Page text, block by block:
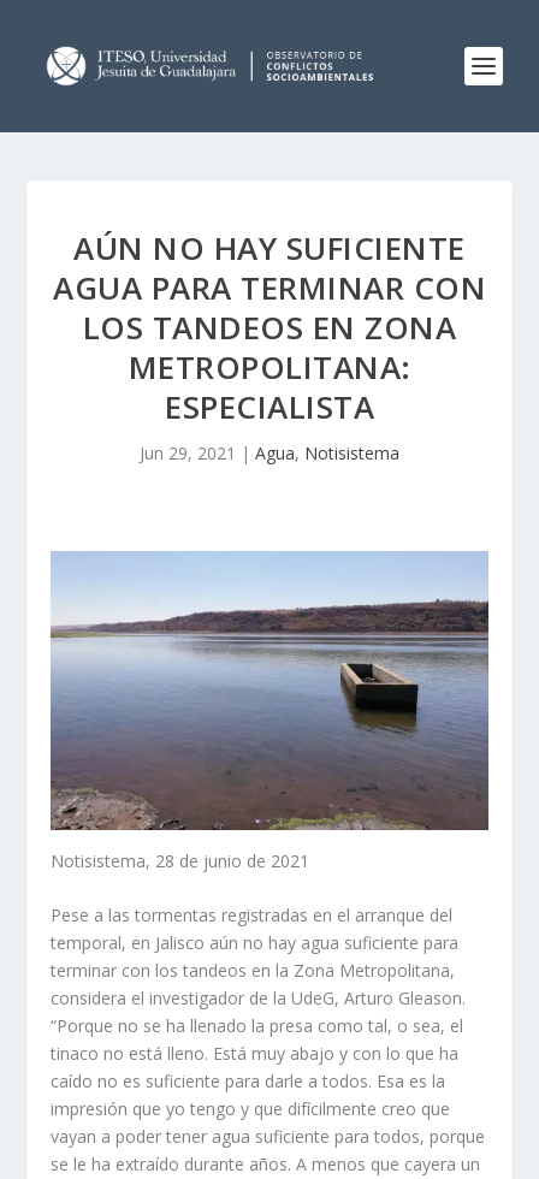
AÚN NO HAY SUFICIENTE
AGUA PARA TERMINAR CON
LOS TANDEOS EN ZONA
METROPOLITANA:
ESPECIALISTA
Jun 29, 2021 | Agua, Notisistema
Notisistema, 28 de junio de 2021
Pese a las tormentas registradas en el arranque del
temporal, en Jalisco aún no hay agua suficiente para
terminar con los tandeos en la Zona Metropolitana,
considera el investigador de la UdeG, Arturo Gleason.
“Porque no se ha llenado la presa como tal, o sea, el
tinaco no está lleno. Está muy abajo y con lo que ha
caído no es suficiente para darle a todos. Esa es la
impresión que yo tengo y que difícilmente creo que
vayan a poder tener agua suficiente para todos, porque
se le ha extraído durante años. A menos que cayera un